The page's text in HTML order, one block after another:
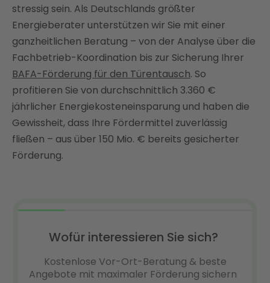
stressig sein. Als Deutschlands größter
Energieberater unterstützen wir Sie mit einer
ganzheitlichen Beratung – von der Analyse über die
Fachbetrieb-Koordination bis zur Sicherung Ihrer
BAFA-Förderung für den Türentausch. So
profitieren Sie von durchschnittlich 3.360 €
jährlicher Energiekosteneinsparung und haben die
Gewissheit, dass Ihre Fördermittel zuverlässig
fließen – aus über 150 Mio. € bereits gesicherter
Förderung.